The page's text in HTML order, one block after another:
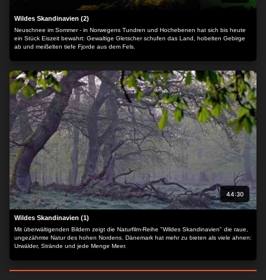
Wildes Skandinavien (2)
Neuschnee im Sommer - in Norwegens Tundren und Hochebenen hat sich bis heute
ein Stück Eiszeit bewahrt: Gewaltige Gletscher schufen das Land, hobelten Gebirge
ab und meißelten tiefe Fjorde aus dem Fels.
44:30
Wildes Skandinavien (1)
Mit überwältigenden Bildern zeigt die Naturfilm-Reihe "Wildes Skandinavien" die raue,
ungezähmte Natur des hohen Nordens. Dänemark hat mehr zu bieten als viele ahnen:
Urwälder, Strände und jede Menge Meer.